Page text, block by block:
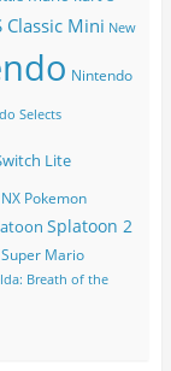
Classic Mini New
Nintendo
Selects
Lite
NX Pokemon
Splatoon 2
Super Mario
Breath of the